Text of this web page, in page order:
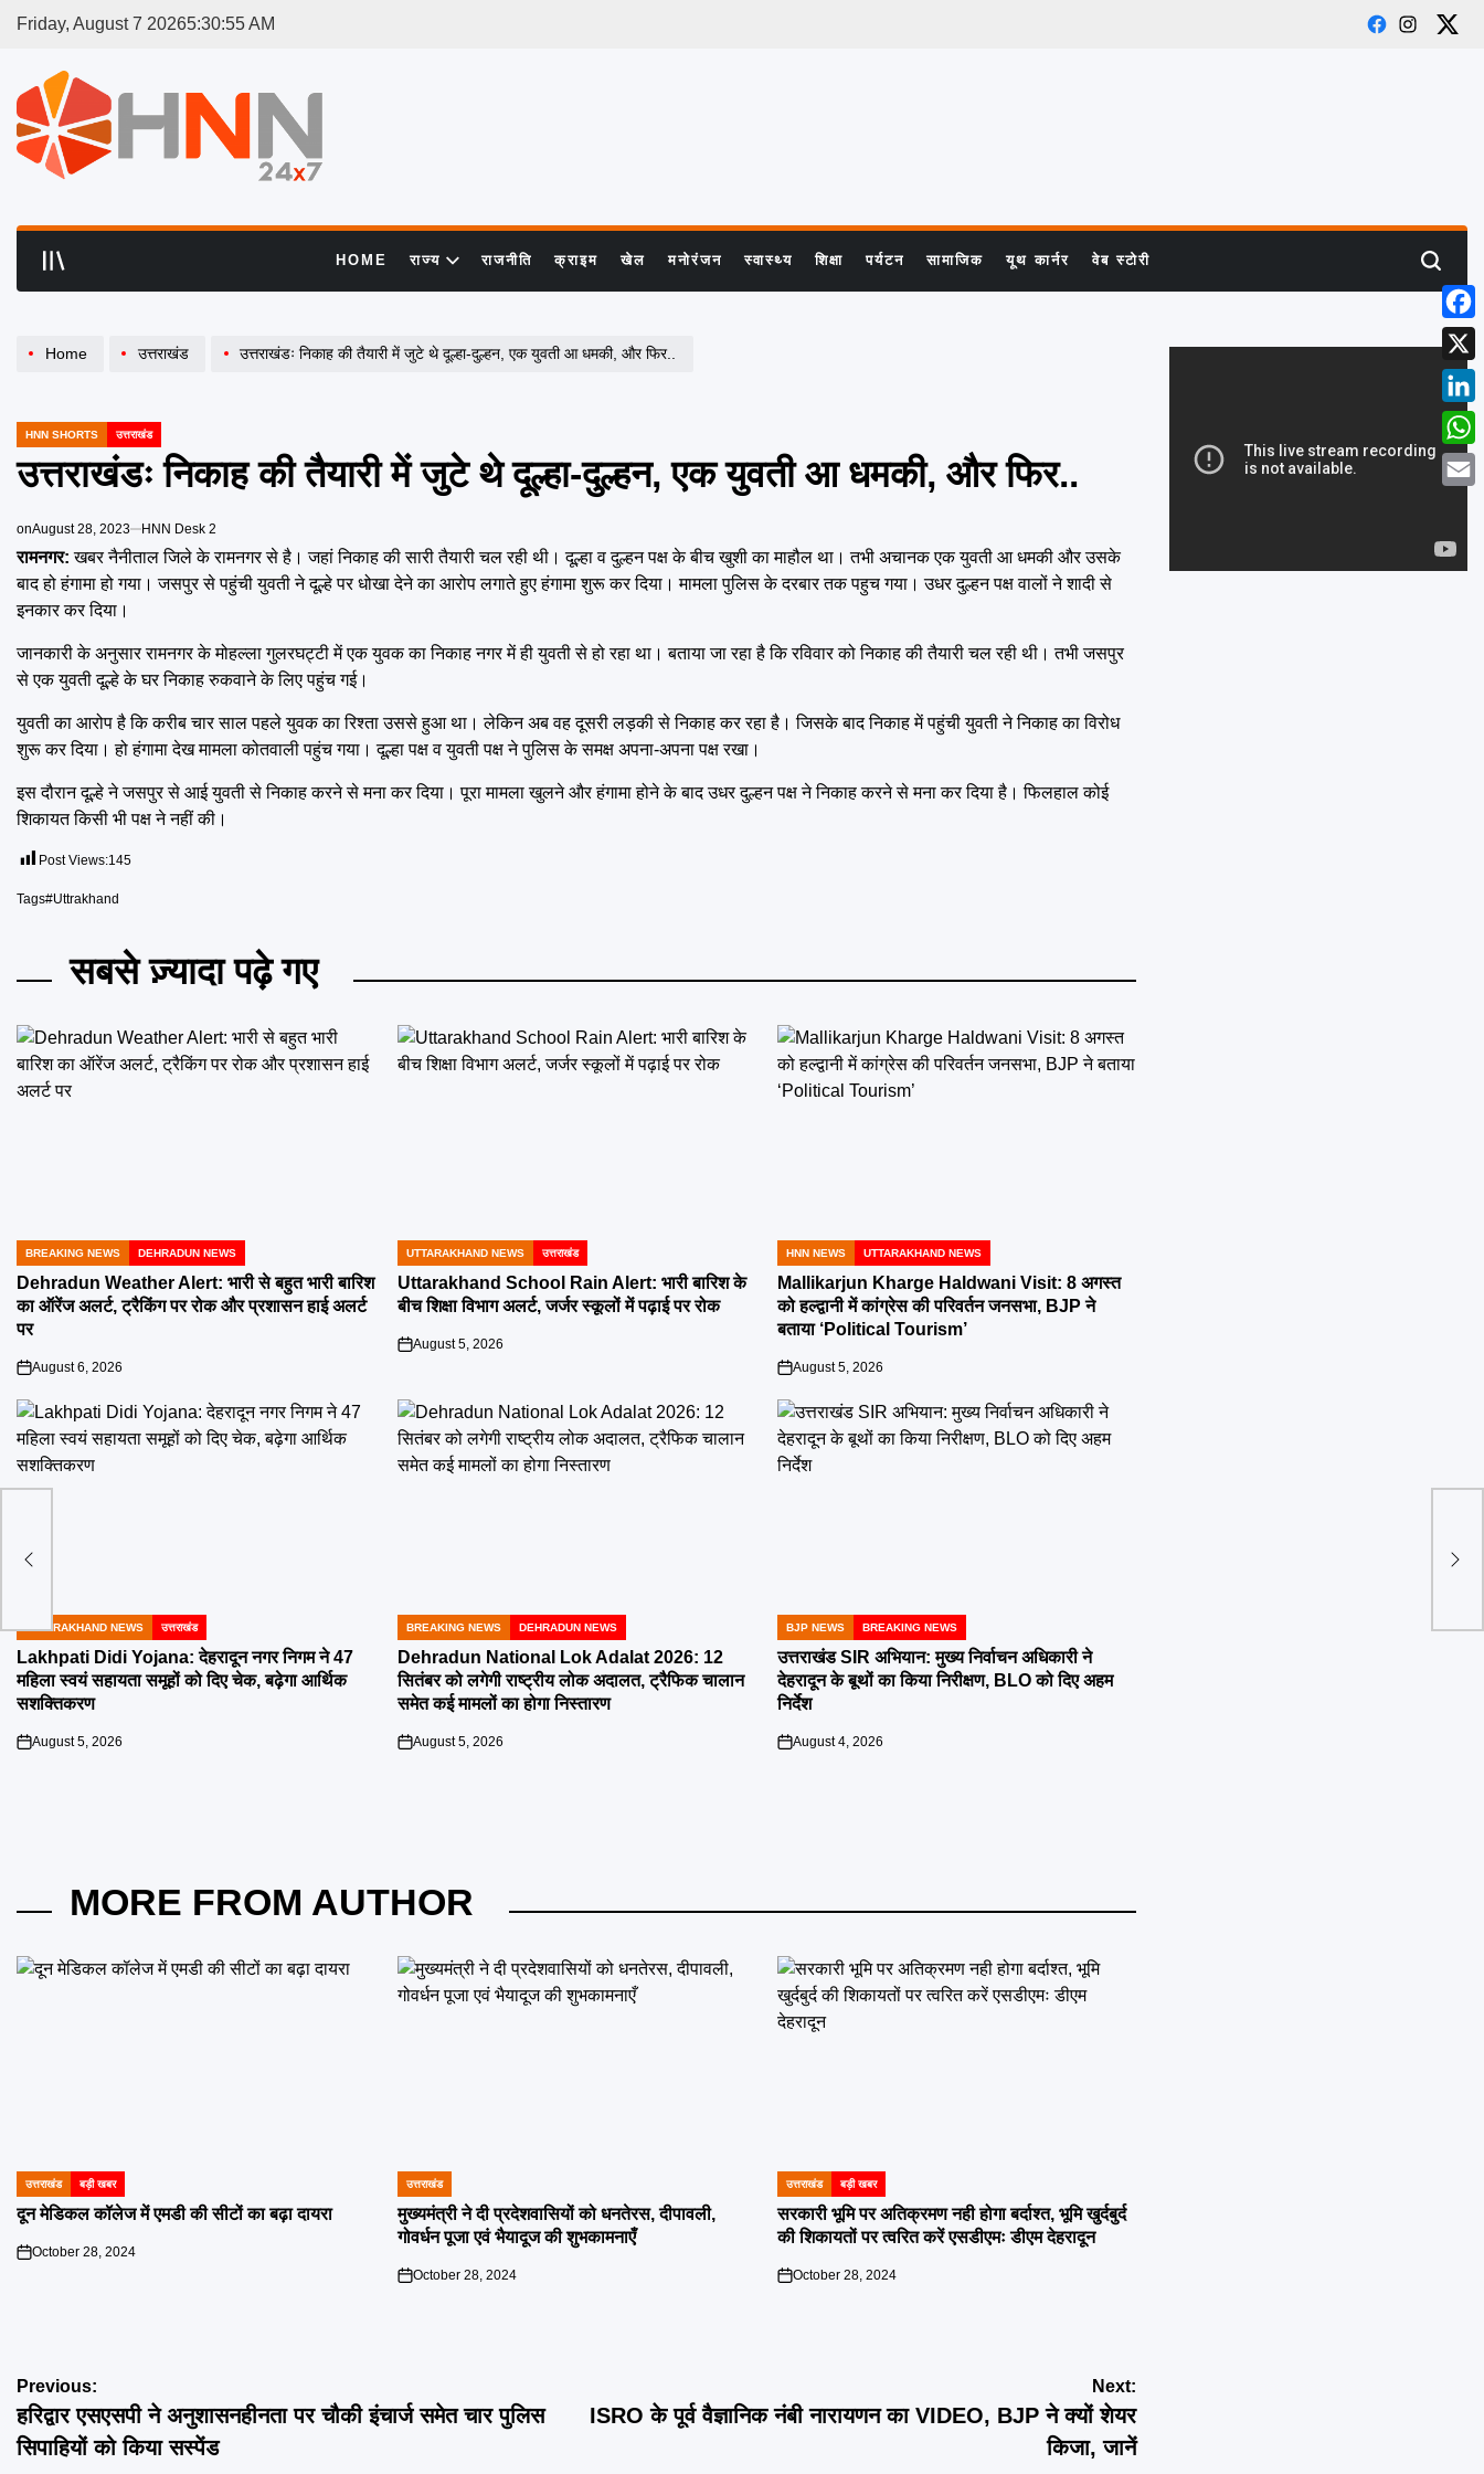
Friday, August 7 20265:30:56AM
Facebook
Instagram
X
HOME राज्य राजनीति क्राइम खेल मनोरंजन स्वास्थ्य शिक्षा पर्यटन सामाजिक यूथ कार्नर वेब स्टोरी Search
Home उत्तराखंड उत्तराखंडः निकाह की तैयारी में जुटे थे दूल्हा-दुल्हन, एक युवती आ धमकी, और फिर..
POSTED
HNN SHORTS उत्तराखंड
उत्तराखंडः निकाह की तैयारी में जुटे थे दूल्हा-दुल्हन, एक युवती आ धमकी, और फिर..
onAugust 28, 2023 HNN Desk 2
रामनगर: खबर नैनीताल जिले के रामनगर से है। जहां निकाह की सारी तैयारी चल रही थी। दूल्हा व दुल्हन पक्ष के बीच खुशी का माहौल था। तभी अचानक एक युवती आ धमकी और उसके
बाद हो हंगामा हो गया। जसपुर से पहुंची युवती ने दूल्हे पर धोखा देने का आरोप लगाते हुए हंगामा शुरू कर दिया। मामला पुलिस के दरबार तक पहुच गया। उधर दुल्हन पक्ष वालों ने शादी से
इनकार कर दिया।
जानकारी के अनुसार रामनगर के मोहल्ला गुलरघट्टी में एक युवक का निकाह नगर में ही युवती से हो रहा था। बताया जा रहा है कि रविवार को निकाह की तैयारी चल रही थी। तभी जसपुर
से एक युवती दूल्हे के घर निकाह रुकवाने के लिए पहुंच गई।
युवती का आरोप है कि करीब चार साल पहले युवक का रिश्ता उससे हुआ था। लेकिन अब वह दूसरी लड़की से निकाह कर रहा है। जिसके बाद निकाह में पहुंची युवती ने निकाह का विरोध
शुरू कर दिया। हो हंगामा देख मामला कोतवाली पहुंच गया। दूल्हा पक्ष व युवती पक्ष ने पुलिस के समक्ष अपना-अपना पक्ष रखा।
इस दौरान दूल्हे ने जसपुर से आई युवती से निकाह करने से मना कर दिया। पूरा मामला खुलने और हंगामा होने के बाद उधर दुल्हन पक्ष ने निकाह करने से मना कर दिया है। फिलहाल कोई
शिकायत किसी भी पक्ष ने नहीं की।
Post Views:145
Tags#Uttrakhand
सबसे ज़्यादा पढ़े गए
POSTED
IN
BREAKING NEWS DEHRADUN NEWS
Dehradun Weather Alert: भारी से बहुत भारी बारिश
का ऑरेंज अलर्ट, ट्रैकिंग पर रोक और प्रशासन हाई अलर्ट
पर
on
August 6, 2026
POSTED
IN
UTTARAKHAND NEWS उत्तराखंड
Uttarakhand School Rain Alert: भारी बारिश के
बीच शिक्षा विभाग अलर्ट, जर्जर स्कूलों में पढ़ाई पर रोक
on
August 5, 2026
POSTED
IN
HNN NEWS UTTARAKHAND NEWS
Mallikarjun Kharge Haldwani Visit: 8 अगस्त
को हल्द्वानी में कांग्रेस की परिवर्तन जनसभा, BJP ने
बताया ‘Political Tourism’
on
August 5, 2026
POSTED
IN
UTTARAKHAND NEWS उत्तराखंड
Lakhpati Didi Yojana: देहरादून नगर निगम ने 47
महिला स्वयं सहायता समूहों को दिए चेक, बढ़ेगा आर्थिक
सशक्तिकरण
on
August 5, 2026
POSTED
IN
BREAKING NEWS DEHRADUN NEWS
Dehradun National Lok Adalat 2026: 12
सितंबर को लगेगी राष्ट्रीय लोक अदालत, ट्रैफिक चालान
समेत कई मामलों का होगा निस्तारण
on
August 5, 2026
POSTED
IN
BJP NEWS BREAKING NEWS
उत्तराखंड SIR अभियान: मुख्य निर्वाचन अधिकारी ने
देहरादून के बूथों का किया निरीक्षण, BLO को दिए अहम
निर्देश
on
August 4, 2026
MORE FROM AUTHOR
POSTED
IN
उत्तराखंड बड़ी खबर
दून मेडिकल कॉलेज में एमडी की सीटों का बढ़ा दायरा
on
October 28, 2024
POSTED
IN
उत्तराखंड
मुख्यमंत्री ने दी प्रदेशवासियों को धनतेरस, दीपावली,
गोवर्धन पूजा एवं भैयादूज की शुभकामनाएँ
on
October 28, 2024
POSTED
IN
उत्तराखंड बड़ी खबर
सरकारी भूमि पर अतिक्रमण नही होगा बर्दाश्त, भूमि खुर्दबुर्द
की शिकायतों पर त्वरित करें एसडीएमः डीएम देहरादून
on
October 28, 2024
Post
navigation
Previous:
हरिद्वार एसएसपी ने अनुशासनहीनता पर चौकी इंचार्ज समेत चार पुलिस
सिपाहियों को किया सस्पेंड
Next:
ISRO के पूर्व वैज्ञानिक नंबी नारायणन का VIDEO, BJP ने क्यों शेयर
किजा, जानें
X